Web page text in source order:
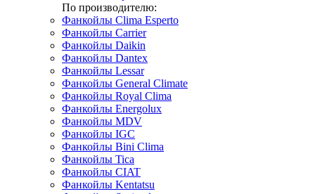
По производителю:
Фанкойлы Clima Esperto
Фанкойлы Carrier
Фанкойлы Daikin
Фанкойлы Dantex
Фанкойлы Lessar
Фанкойлы General Climate
Фанкойлы Royal Clima
Фанкойлы Energolux
Фанкойлы MDV
Фанкойлы IGC
Фанкойлы Bini Clima
Фанкойлы Tica
Фанкойлы CIAT
Фанкойлы Kentatsu